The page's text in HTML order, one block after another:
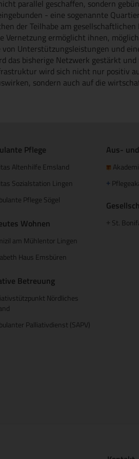
parallel geschaffen, sondern
- eine sogenannte
der Teilhabe am gesellschaftlichen
Vernetzung ermöglicht ihnen,
Unterstützungsleistungen und
das bisherige Netzwerk gestärkt
wird sich nicht nur positiv
sondern auch auf die
Pflege
Altenhilfe Emsland
Sozialstation Lingen
Pflege Sögel
Wohnen
am Mühlentor Lingen
Haus Emsbüren
Betreuung
Nördliches
Palliativdienst (SAPV)
Aus-
+
St.